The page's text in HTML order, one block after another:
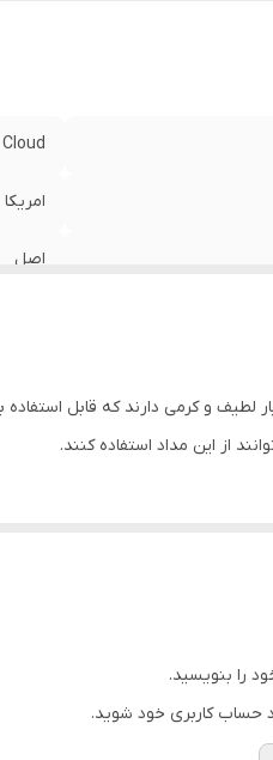
Cloud
امریکا
اصل
لطیف و کرمی دارند که قابل
از این مداد استفاده کنند.
را بنویسید.
حساب کاربری خود شوید.